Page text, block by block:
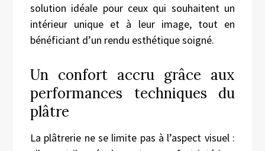
solution idéale pour ceux qui souhaitent un
intérieur unique et à leur image, tout en
bénéficiant d’un rendu esthétique soigné.
Un confort accru grâce aux
performances techniques du
plâtre
La plâtrerie ne se limite pas à l’aspect visuel :